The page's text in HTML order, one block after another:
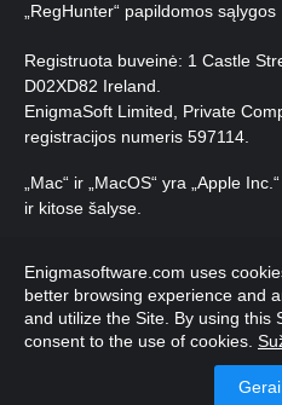
„RegHunter“ papildomos sąlygos
Registruota buveinė: 1 Castle
D02XD82 Ireland.
EnigmaSoft Limited, Private
registracijos numeris 597114.
„Mac“ ir „MacOS“ yra „Apple
ir kitose šalyse.
saugomos.
Enigmasoftware.com uses
better browsing experience and
and utilize the Site. By using this
consent to the use of cookies.